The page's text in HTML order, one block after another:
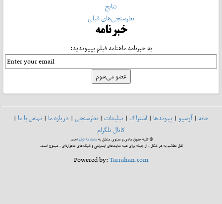
نتایج
نظرسنجی‌های قبلی
خبرنامه
به خبرنامه ماهنامه فیلم بپیوندید:
خانه|آرشیو| پیوندها| اشتراک| تبلیغات| نظرسنجی| درباره ما| تماس با ما|
کانال تلگرام
© کلیه حقوق مادی و معنوی متعلق بهماهنامه فیلماست.
نقل مطالب به هر شکل - از جمله برای همه سایت‌های اینترنتی و شبکه‌های ماهواره‌ای - ممنوع است.
Powered by:Tarrahan.com